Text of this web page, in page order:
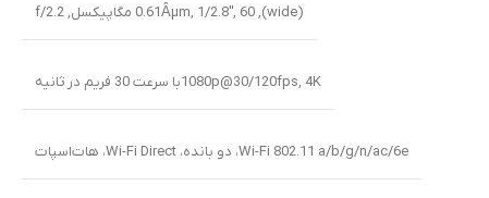
(wide)
,
0.61Âµm, 1/2.8″, 60 مگاپیکسل ,
f/2.2
1080p@30/120fps, 4Kبا سرعت 30 فریم در ثانیه
Wi-Fi 802.11 a/b/g/n/ac/6e، دو بانده، Wi-Fi Direct، هات‌اسپات